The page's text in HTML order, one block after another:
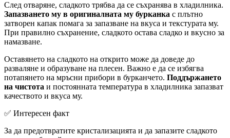
След отваряне, сладкото трябва да се съхранява в хладилника.
Запазването му в оригиналната му бурканка с плътно
затворен капак помага за запазване на вкуса и текстурата му.
При правилно съхранение, сладкото остава сладко и вкусно за
намазване.
Оставянето на сладкото на открито може да доведе до
разваляне и образуване на плесен. Важно е да се избягва
потапянето на мръсни прибори в бурканчето. Поддържането
на чистота и постоянната температура в хладилника запазват
качеството и вкуса му.
✅ Интересен факт
За да предотвратите кристализацията и да запазите сладкото